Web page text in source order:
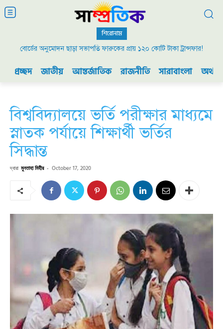
শিরোনাম
বোর্ডের অনুমোদন ছাড়া সভাপতি ফারুকের প্রায় ১২০ কোটি টাকা ট্রান্সফার!
২০০৯ এর বিডিআর বিদ্রোহ এবং ভারতের যুদ্ধ প্রস্তুতি
প্রচ্ছদ জাতীয় আন্তর্জাতিক রাজনীতি সারাবাংলা
বিশ্ববিদ্যালয়ে ভর্তি পরীক্ষার মাধ্যমে
স্নাতক পর্যায়ে শিক্ষার্থী ভর্তির
সিদ্ধান্ত
দ্বারা মুনতাহা মিহীর - October 17, 2020